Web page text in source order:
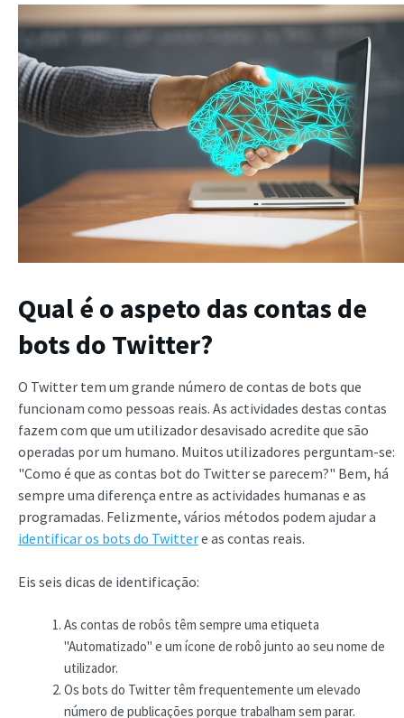
Qual é o aspeto das contas de
bots do Twitter?
O Twitter tem um grande número de contas de bots que
funcionam como pessoas reais. As actividades destas contas
fazem com que um utilizador desavisado acredite que são
operadas por um humano. Muitos utilizadores perguntam-se:
"Como é que as contas bot do Twitter se parecem?" Bem, há
sempre uma diferença entre as actividades humanas e as
programadas. Felizmente, vários métodos podem ajudar a
identificar os bots do Twittere as contas reais.
Eis seis dicas de identificação:
As contas de robôs têm sempre uma etiqueta
"Automatizado" e um ícone de robô junto ao seu nome de
utilizador.
Os bots do Twitter têm frequentemente um elevado
número de publicações porque trabalham sem parar.